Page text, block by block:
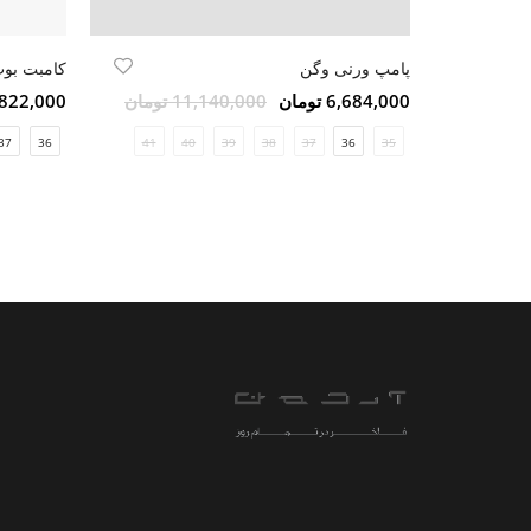
پامپ ورنی وگن
6,684,000 تومان 11,140,000 تومان
35
36
37
38
39
40
41
کامبت
15,822,000
36